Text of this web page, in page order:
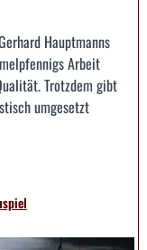
Hauptmanns
Arbeit
Trotzdem gibt
umgesetzt